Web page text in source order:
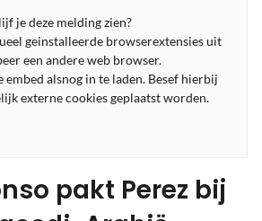
je deze melding zien?
geinstalleerde browserextensies uit
een andere web browser.
embed alsnog in te laden. Besef hierbij
externe cookies geplaatst worden.
pakt Perez bij